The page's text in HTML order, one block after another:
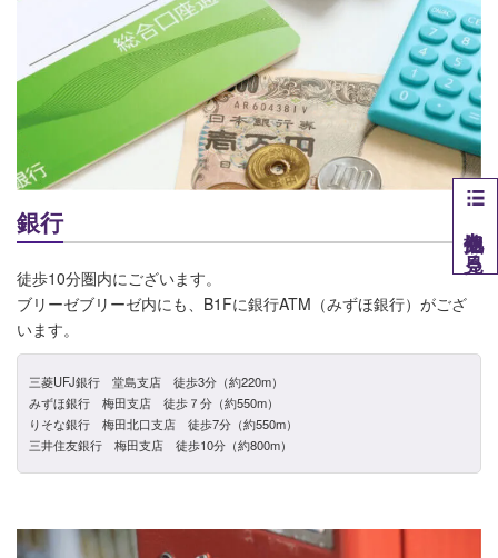
銀行
徒歩10分圏内にございます。
ブリーゼブリーゼ内にも、B1Fに銀行ATM（みずほ銀行）がござ
います。
三菱UFJ銀行 堂島支店 徒歩3分（約220m）
みずほ銀行 梅田支店 徒歩７分（約550m）
りそな銀行 梅田北口支店 徒歩7分（約550m）
三井住友銀行 梅田支店 徒歩10分（約800m）
他拠点を見る